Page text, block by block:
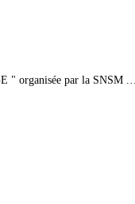
" organisée par la SNSM